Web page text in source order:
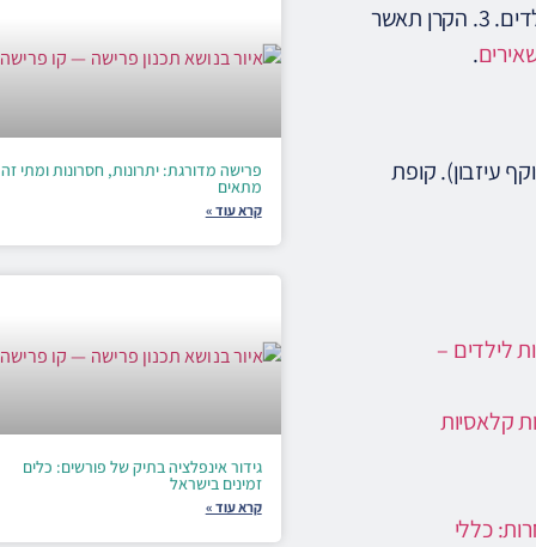
1. הודיעו לקרן תוך 12 חודשים מהפטירה. 2. הגישו: תעודת פטירה, ת"ז שאיר, תעודת נישואין/ילדים. 3. הקרן תאשר
.
עיזבון). קופת
לילדים –
קלאסיות
כללי
פרישה מדורגת: יתרונות, חסרונות ומתי זה
מתאים
קרא עוד »
גידור אינפלציה בתיק של פורשים: כלים
זמינים בישראל
קרא עוד »